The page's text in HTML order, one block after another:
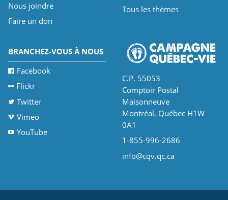
Nous joindre
Faire un don
Tous les thèmes
BRANCHEZ-VOUS À NOUS
Facebook
Flickr
Twitter
Vimeo
YouTube
C.P. 55053
Comptoir Postal
Maisonneuve
Montréal, Québec H1W
0A1
1-855-996-2686
info@cqv.qc.ca